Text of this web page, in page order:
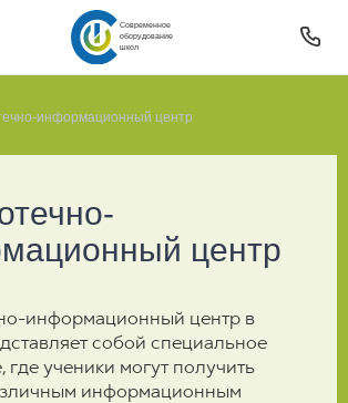
Современное
оборудование
школ
информационный центр
центр
информационный центр в
собой специальное
ученики могут получить
информационным